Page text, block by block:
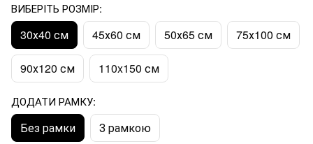
ВИБЕРІТЬ РОЗМІР:
30х40 см 45х60 см 50х65 см 75х100 см
90х120 см 110x150 см
ДОДАТИ РАМКУ:
Без рамки З рамкою